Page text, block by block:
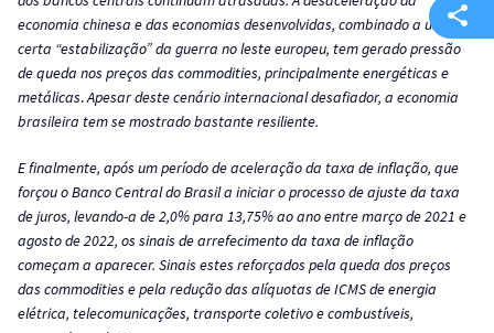
economia chinesa e das economias desenvolvidas, combinado a uma
certa “estabilização” da guerra no leste europeu, tem gerado pressão
de queda nos preços das commodities, principalmente energéticas e
metálicas.Apesar deste cenário internacional desafiador, a economia
brasileira tem se mostrado bastante resiliente.
E finalmente, após um período de aceleração da taxa de inflação, que
forçou o Banco Central do Brasil a iniciar o processo de ajuste da taxa
de juros, levando-a de 2,0% para 13,75% ao ano entre março de 2021 e
agosto de 2022, os sinais de arrefecimento da taxa de inflação
começam a aparecer. Sinais estes reforçados pela queda dos preços
das commodities e pela redução das alíquotas de ICMS de energia
elétrica, telecomunicações, transporte coletivo e combustíveis,